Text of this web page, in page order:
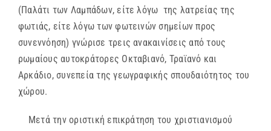
(Παλάτι των Λαμπάδων, είτε λόγω της λατρείας της
φωτιάς, είτε λόγω των φωτεινών σημείων προς
συνεννόηση) γνώρισε τρεις ανακαινίσεις από τους
ρωμαίους αυτοκράτορες Οκταβιανό, Τραϊανό και
Αρκάδιο, συνεπεία της γεωγραφικής σπουδαιότητος του
χώρου.
Μετά την οριστική επικράτηση του χριστιανισμού